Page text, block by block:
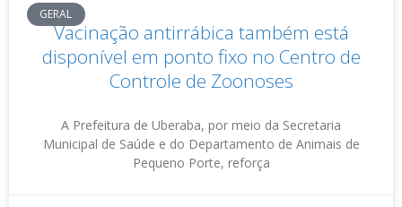
GERAL
Vacinação antirrábica também está
disponível em ponto fixo no Centro de
Controle de Zoonoses
A Prefeitura de Uberaba, por meio da Secretaria
Municipal de Saúde e do Departamento de Animais de
Pequeno Porte, reforça